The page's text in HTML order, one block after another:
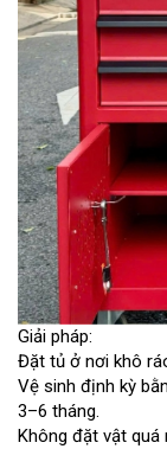
Giải pháp:
Đặt tủ ở nơi khô
Vệ sinh định kỳ
3–6 tháng.
Không đặt vật